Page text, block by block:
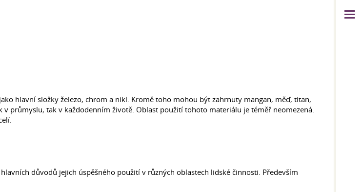
hlavní složky železo, chrom a nikl. Kromě toho mohou být zahrnuty mangan, měď, titan,
v průmyslu, tak v každodenním životě. Oblast použití tohoto materiálu je téměř neomezená.
důvodů jejich úspěšného použití v různých oblastech lidské činnosti. Především